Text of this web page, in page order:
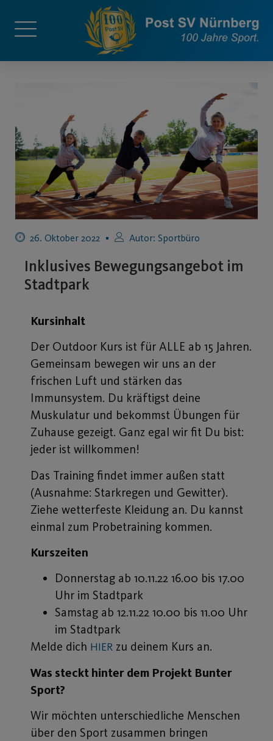
26. Oktober 2022 Autor: Sportbüro
Inklusives Bewegungsangebot im
Stadtpark
Kursinhalt
Der Outdoor Kurs ist für ALLE ab 15 Jahren.
Gemeinsam bewegen wir uns an der
frischen Luft und stärken das
Immunsystem. Du kräftigst deine
Muskulatur und bekommst Übungen für
Zuhause gezeigt. Ganz egal wir fit Du bist:
jeder ist willkommen!
Das Training findet immer außen statt
(Ausnahme: Starkregen und Gewitter).
Ziehe wetterfeste Kleidung an. Du kannst
einmal zum Probetraining kommen.
Kurszeiten
Donnerstag ab 10.11.22 16.00 bis 17.00
Uhr im Stadtpark
Samstag ab 12.11.22 10.00 bis 11.00 Uhr
im Stadtpark
Melde dich HIER zu deinem Kurs an.
Was steckt hinter dem Projekt Bunter
Sport?
Wir möchten unterschiedliche Menschen
über den Sport zusammen bringen